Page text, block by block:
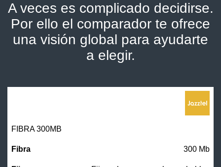
A veces es complicado decidirse.
Por ello el comparador te ofrece
una visión global para ayudarte
a elegir.
FIBRA 300MB
300 Mb